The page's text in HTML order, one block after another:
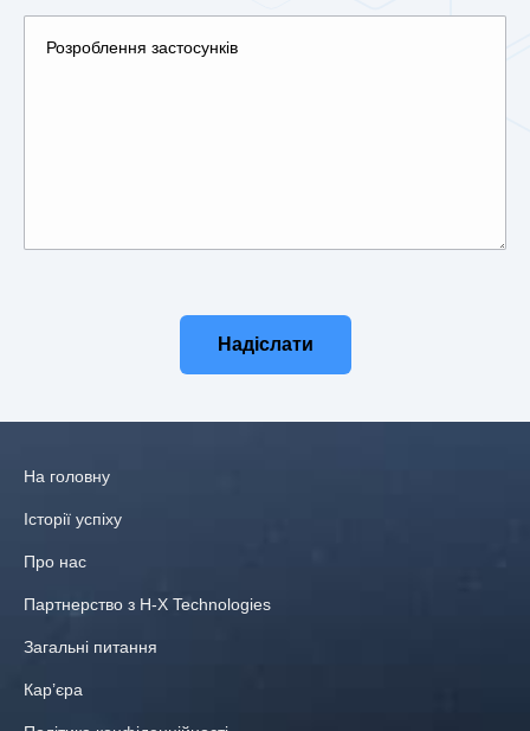
Надіслати
На головну
Історії успіху
Про нас
Партнерство з H-X Technologies
Загальні питання
Кар’єра